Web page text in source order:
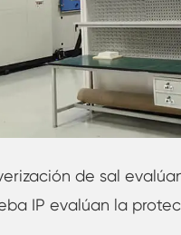
de sal
IP evalúan la